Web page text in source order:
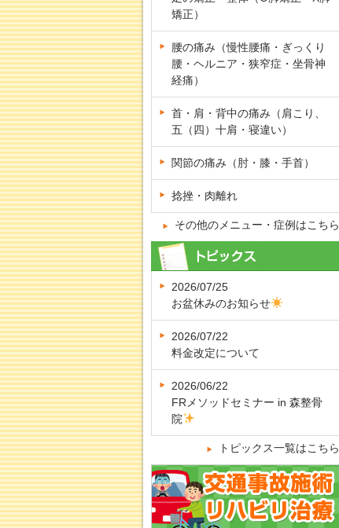
矯正）
腰の痛み（慢性腰痛・ぎっくり
腰・ヘルニア・狭窄症・坐骨神
経痛）
首・肩・背中の痛み（肩こり、
五（四）十肩・寝違い）
関節の痛み（肘・膝・手首）
捻挫・肉離れ
その他のメニュー・症例はこちら
2026/07/25
お盆休みのお知らせ
2026/07/22
料金改定について
2026/06/22
FRメソッドセミナー in 森整骨
院
トピックス一覧はこちら